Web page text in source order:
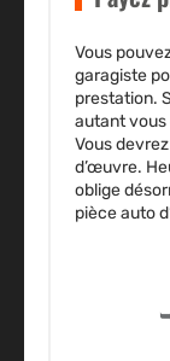
Vous
garagiste
prestation.
autant vous
Vous
d’œuvre.
oblige
pièce auto